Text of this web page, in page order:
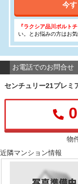
今
『ラクシア品川ポルトチ
い。とお悩みの方はお気
お電話でのお問合せ
センチュリー21プレミ
物
近隣マンション情報